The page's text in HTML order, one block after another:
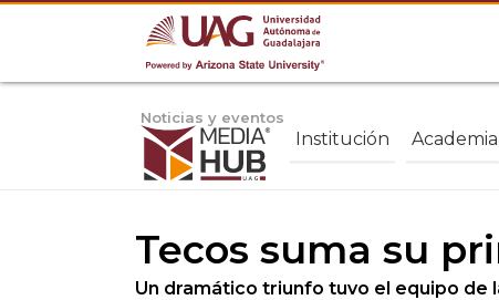
Noticias y eventos
Institución Academia
Tecos suma su
Un dramático triunfo tuvo el equipo de